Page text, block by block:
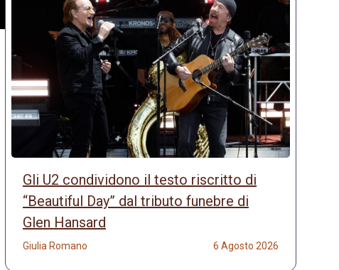
Gli U2 condividono il testo riscritto di
“Beautiful Day” dal tributo funebre di
Glen Hansard
Giulia Romano 6 Agosto 2026